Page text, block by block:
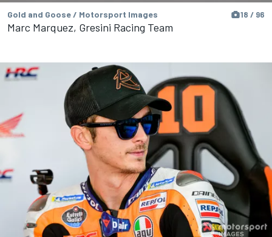
Gold and Goose / Motorsport Images 18 / 96
Marc Marquez, Gresini Racing Team